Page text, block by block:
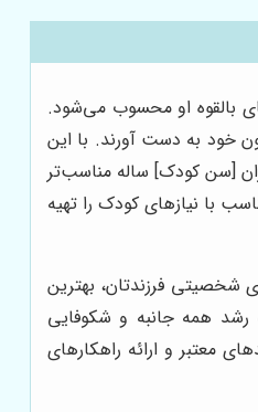
بالقوه او محسوب می‌شود.
خود به دست آورند. با این
[سن کودک] ساله مناسب‌تر
با نیازهای کودک را تهیه
شخصیتی فرزندتان، بهترین
رشد همه جانبه و شکوفایی
معتبر و ارائه راهکارهای